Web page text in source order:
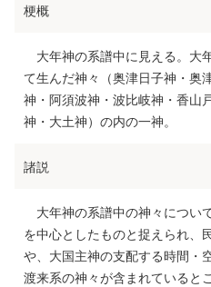
梗概
大年神の系譜中に見える。大
て生んだ神々（奥津日子神・奥
神・阿須波神・波比岐神・香山
神・大土神）の内の一神。
諸説
大年神の系譜中の神々につい
を中心としたものと捉えられ、
や、大国主神の支配する時間・
渡来系の神々が含まれていると